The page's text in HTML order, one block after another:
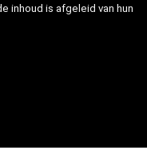
inhoud is afgeleid van hun